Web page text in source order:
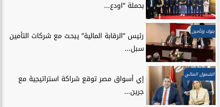
بحملة “اودع...
بنوك وتأمين
رئيس ”الرقابة المالية” يبحث مع شركات التأمين
سبل...
الشمول المالي
إي أسواق مصر توقع شراكة استراتيجية مع
جرين...